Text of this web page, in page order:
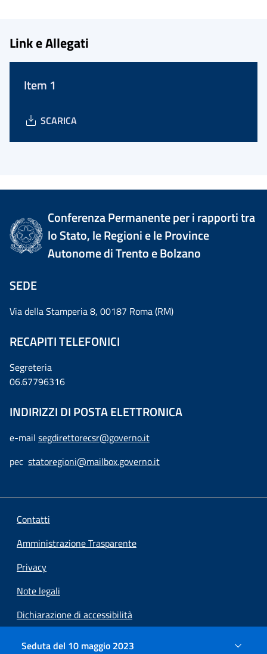
Seduta del 10 maggio 2023
Link e Allegati
Item 1
SCARICA
Conferenza Permanente per i rapporti tra
lo Stato, le Regioni e le Province
Autonome di Trento e Bolzano
SEDE
Via della Stamperia 8, 00187 Roma (RM)
RECAPITI TELEFONICI
Segreteria
06.67796316
INDIRIZZI DI POSTA ELETTRONICA
e-mail segdirettorecsr@governo.it
pec statoregioni@mailbox.governo.it
Contatti
Amministrazione Trasparente
Privacy
Note legali
Dichiarazione di accessibilità
Preferenze cookie